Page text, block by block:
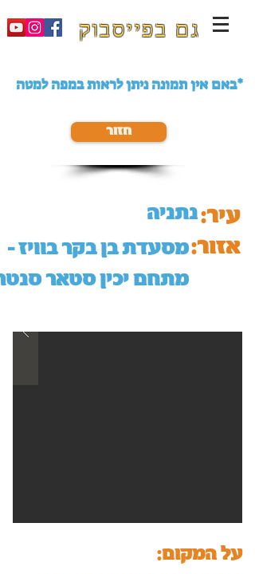
גם בפייסבוק
באם אין תמונה ניתן לראות במפה למטה*
חזור
נתניה
מסעדת בן בקר בוויז -
מתחם יכין סטאר
עיר:
אזור:
על המקום: